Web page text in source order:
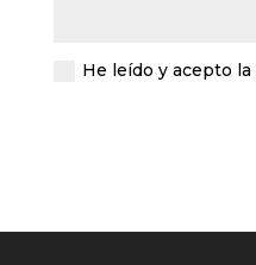
He leído y acepto la